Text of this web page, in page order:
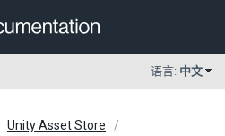
语言: 中文
Unity Asset Store